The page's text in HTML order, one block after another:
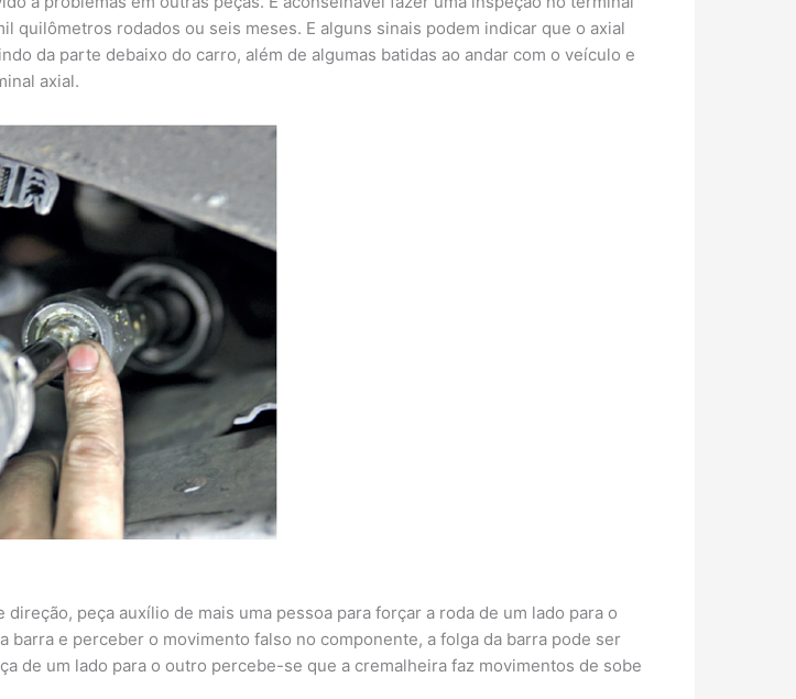
quilômetros rodados ou seis meses. E alguns sinais podem indicar que o axial
da parte debaixo do carro, além de algumas batidas ao andar com o veículo e
axial.
peça auxílio de mais uma pessoa para forçar a roda de um lado para o
e perceber o movimento falso no componente, a folga da barra pode ser
de um lado para o outro percebe-se que a cremalheira faz movimentos de sobe